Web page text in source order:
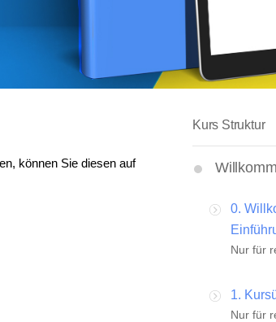
können Sie diesen auf
Kurs Struktur
0.
Nur für
1.
Nur für